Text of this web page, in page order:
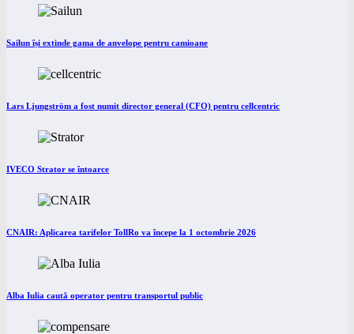
Sailun își extinde gama de anvelope pentru camioane
Lars Ljungström a fost numit director general (CFO) pentru cellcentric
IVECO Strator se întoarce
CNAIR: Aplicarea tarifelor TollRo va începe la 1 octombrie 2026
Alba Iulia caută operator pentru transportul public